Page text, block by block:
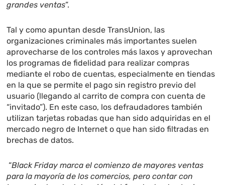
grandes ventas”.
Tal y como apuntan desde TransUnion, las
organizaciones criminales más importantes suelen
aprovecharse de los controles más laxos y aprovechan
los programas de fidelidad para realizar compras
mediante el robo de cuentas, especialmente en tiendas
en la que se permite el pago sin registro previo del
usuario (llegando al carrito de compra con cuenta de
“invitado”). En este caso, los defraudadores también
utilizan tarjetas robadas que han sido adquiridas en el
mercado negro de Internet o que han sido filtradas en
brechas de datos.
“Black Friday marca el comienzo de mayores ventas
para la mayoría de los comercios, pero contar con